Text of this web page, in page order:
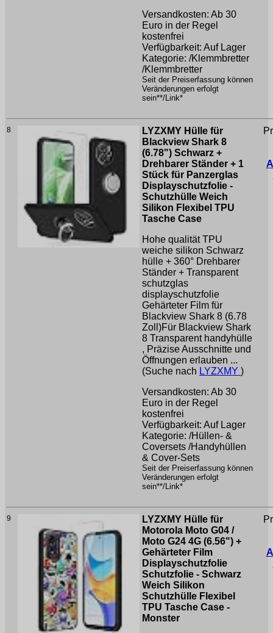
Versandkosten: Ab 30
Euro in der Regel
kostenfrei
Verfügbarkeit: Auf Lager
Kategorie: /Klemmbretter
/Klemmbretter
Seit der Preiserfassung können
Veränderungen erfolgt
sein**/Link*
8
LYZXMY Hülle für
Blackview Shark 8
(6.78") Schwarz +
Drehbarer Ständer + 1
Stück für Panzerglas
Displayschutzfolie -
Schutzhülle Weich
Silikon Flexibel TPU
Tasche Case
Hohe qualität TPU
weiche silikon Schwarz
hülle + 360° Drehbarer
Ständer + Transparent
schutzglas
displayschutzfolie
Gehärteter Film für
Blackview Shark 8 (6.78
Zoll)Für Blackview Shark
8 Transparent handyhülle
, Präzise Ausschnitte und
Öffnungen erlauben ...
(Suche nach LYZXMY )
Versandkosten: Ab 30
Euro in der Regel
kostenfrei
Verfügbarkeit: Auf Lager
Kategorie: /Hüllen- &
Coversets /Handyhüllen
& Cover-Sets
Seit der Preiserfassung können
Veränderungen erfolgt
sein**/Link*
9
LYZXMY Hülle für
Motorola Moto G04 /
Moto G24 4G (6.56") +
Gehärteter Film
Displayschutzfolie
Schutzfolie - Schwarz
Weich Silikon
Schutzhülle Flexibel
TPU Tasche Case -
Monster